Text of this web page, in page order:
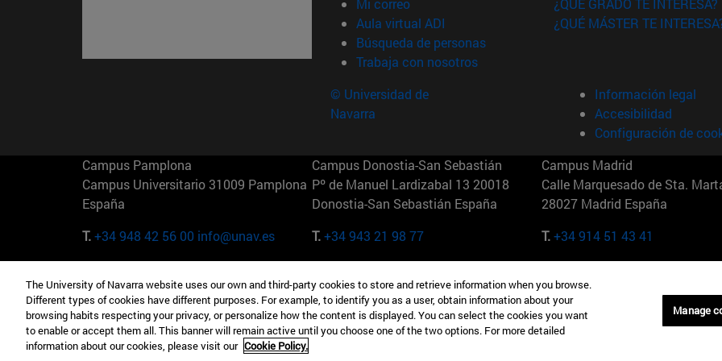
Mi correo
Aula virtual ADI (abre en nueva ventana)
Búsqueda de personas(abre en nueva ventana)
Trabaja con nosotros(abre en nueva ventana)
¿QUÉ GRADO TE INTERESA?
¿QUÉ MÁSTER TE
© Universidad de
Navarra
Información legal
Accesibilidad
Configuración de
Campus Pamplona
Campus Universitario 31009 Pamplona
España
T.+34 948 42 56 00 info@unav.es
Campus Donostia-San Sebastián
Pº de Manuel Lardizabal 13 20018
Donostia-San Sebastián España
T.+34 943 21 98 77
Campus Madrid
Calle Marquesado de Sta.
28027 Madrid España
T.+34 914 51 43 41
Camino del Cerro Águila 3 28023
Madrid España
T.+34 912 11 30 00
165 W 57th St 10019-2201 Nueva York
EE.UU
T.+1 646 346 8850
Maria-Theresia-Straße 15
Múnich Alemania
T.+49 89 24209790
The University of Navarra website uses our own and third-party cookies to store and retrieve information when you browse.
Different types of cookies have different purposes. For example, to identify you as a user, obtain information about your
browsing habits respecting your privacy, or personalize how the content is displayed. You can select the cookies you want
to enable or accept them all. This banner will remain active until you choose one of the two options. For more detailed
information about our cookies, please visit our Cookie Policy.
Manage